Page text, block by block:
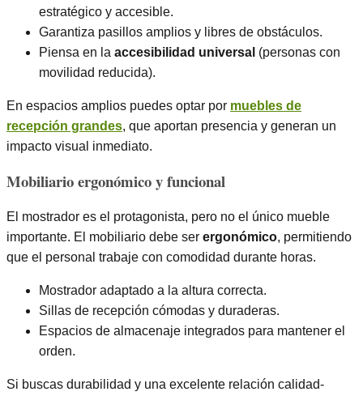
estratégico y accesible.
Garantiza pasillos amplios y libres de obstáculos.
Piensa en la accesibilidad universal (personas con
movilidad reducida).
En espacios amplios puedes optar por muebles de
recepción grandes, que aportan presencia y generan un
impacto visual inmediato.
Mobiliario ergonómico y funcional
El mostrador es el protagonista, pero no el único mueble
importante. El mobiliario debe ser ergonómico, permitiendo
que el personal trabaje con comodidad durante horas.
Mostrador adaptado a la altura correcta.
Sillas de recepción cómodas y duraderas.
Espacios de almacenaje integrados para mantener el
orden.
Si buscas durabilidad y una excelente relación calidad-